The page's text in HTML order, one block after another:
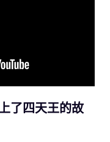
了四天王的故